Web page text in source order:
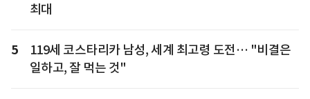
최대
5
119세 코스타리카 남성, 세계 최고령 도전… "비결은
일하고, 잘 먹는 것"